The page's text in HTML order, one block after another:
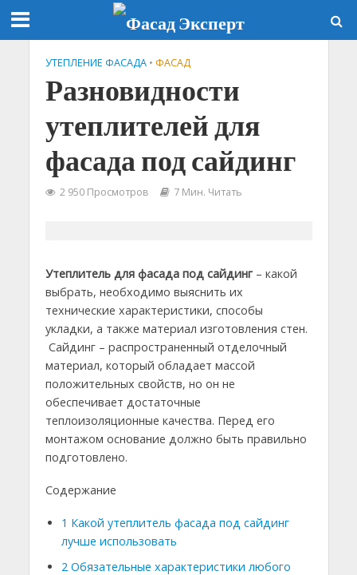
УТЕПЛЕНИЕ ФАСАДА • ФАСАД
Разновидности
утеплителей для
фасада под сайдинг
2 950 Просмотров 7 Мин. Читать
Утеплитель для фасада под сайдинг – какой
выбрать, необходимо выяснить их
технические характеристики, способы
укладки, а также материал изготовления стен.
Сайдинг – распространенный отделочный
материал, который обладает массой
положительных свойств, но он не
обеспечивает достаточные
теплоизоляционные качества. Перед его
монтажом основание должно быть правильно
подготовлено.
Содержание
1 Какой утеплитель фасада под сайдинг
лучше использовать
2 Обязательные характеристики любого